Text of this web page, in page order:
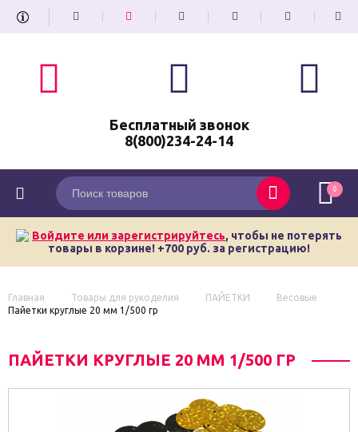
Бесплатный звонок
8(800)234-24-14
0
Войдите или зарегистрируйтесь, чтобы не потерять
товары в корзине! +700 руб. за регистрацию!
Главная Товары для рукоделия ПАЙЕТКИ
Весовые
Пайетки круглые 20 мм 1/500 гр
ПАЙЕТКИ КРУГЛЫЕ 20 ММ 1/500 ГР